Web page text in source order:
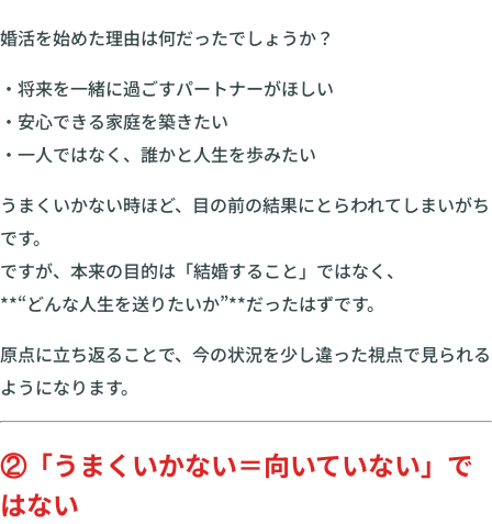
婚活を始めた理由は何だったでしょうか？
・将来を一緒に過ごすパートナーがほしい
・安心できる家庭を築きたい
・一人ではなく、誰かと人生を歩みたい
うまくいかない時ほど、目の前の結果にとらわれてしまいがち
です。
ですが、本来の目的は「結婚すること」ではなく、
**“どんな人生を送りたいか”**だったはずです。
原点に立ち返ることで、今の状況を少し違った視点で見られる
ようになります。
②「うまくいかない＝向いていない」で
はない